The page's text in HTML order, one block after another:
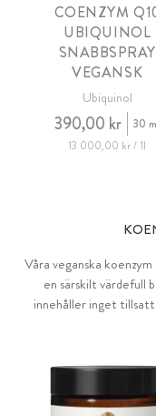
COENZYM
UBIQUINOL
SNABBSPRAY
VEGANSK
Ubiquinol
390,00 kr
30
13 000,00 kr / 1l
Våra veganska
en särskilt värdefull
innehåller inget